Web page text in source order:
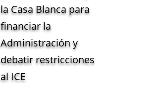
la Casa Blanca para
financiar la
Administración y
debatir restricciones
al ICE